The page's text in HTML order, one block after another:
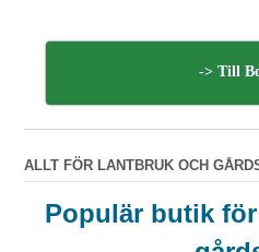
-> Till
ALLT FÖR LANTBRUK OCH
Populär butik